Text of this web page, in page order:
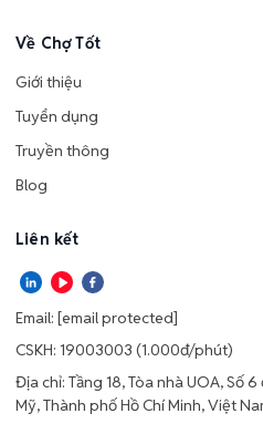
Về Chợ Tốt
Giới thiệu
Tuyển dụng
Truyền thông
Blog
Liên kết
Email: [email protected]
CSKH: 19003003 (1.000đ/phút)
Địa chỉ: Tầng 18, Tòa nhà UOA, Số
Mỹ, Thành phố Hồ Chí Minh, Việt